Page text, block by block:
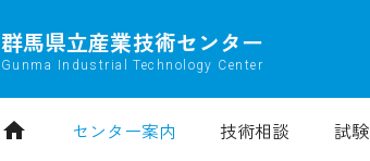
群馬県立産業技術センター
Gunma Industrial Technology Center
home センター案内 技術相談 試